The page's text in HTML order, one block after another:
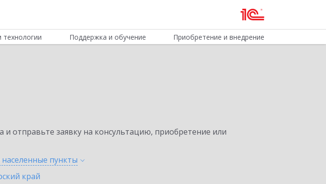
Поддержка и обучение Приобретение и внедрение
отправьте заявку на консультацию, приобретение или
пункты
край